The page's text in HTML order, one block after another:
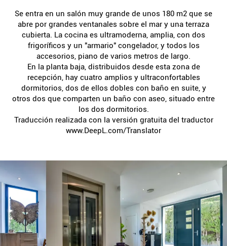
Se entra en un salón muy grande de unos 180 m2 que se
abre por grandes ventanales sobre el mar y una terraza
cubierta. La cocina es ultramoderna, amplia, con dos
frigoríficos y un "armario" congelador, y todos los
accesorios, piano de varios metros de largo.
En la planta baja, distribuidos desde esta zona de
recepción, hay cuatro amplios y ultraconfortables
dormitorios, dos de ellos dobles con baño en suite, y
otros dos que comparten un baño con aseo, situado entre
los dos dormitorios.
Traducción realizada con la versión gratuita del traductor
www.DeepL.com/Translator